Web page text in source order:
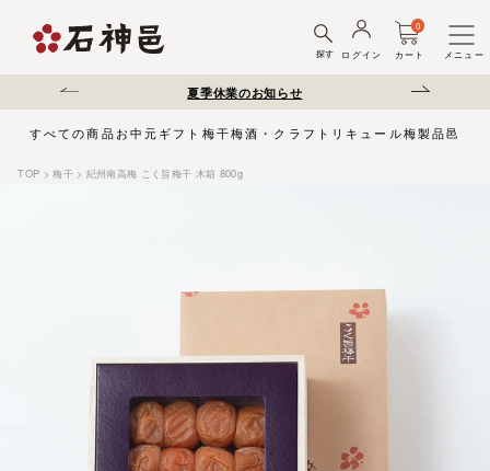
探す ログイン カート
0
メニュー
延について 夏季休業のお知らせ 弊社を装った偽
すべての商品 お中元 ギフト 梅干梅酒・クラフトリキュール梅製品邑じ
TOP 梅干 紀州南高梅 こく旨梅干 木箱 800g